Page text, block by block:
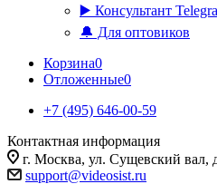
▶️ Консультант
🔔 Для оптовиков
Корзина0
Отложенные0
+7 (495) 646-00-59
Контактная информация
г. Москва, ул. Сущевский вал,
support@videosist.ru